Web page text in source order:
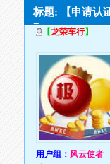
标题: 【申请认
=
【龙荣车行】
用户组： 风云使者